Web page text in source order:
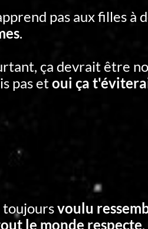
pas aux filles à
.
ça devrait être
pas et oui ça
toujoursvoulu
le monde respecte.